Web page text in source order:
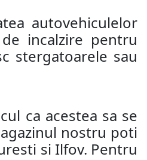
autovehiculelor
incalzire pentru
stergatoarele sau
ca acestea sa se
nostru poti
si Ilfov. Pentru